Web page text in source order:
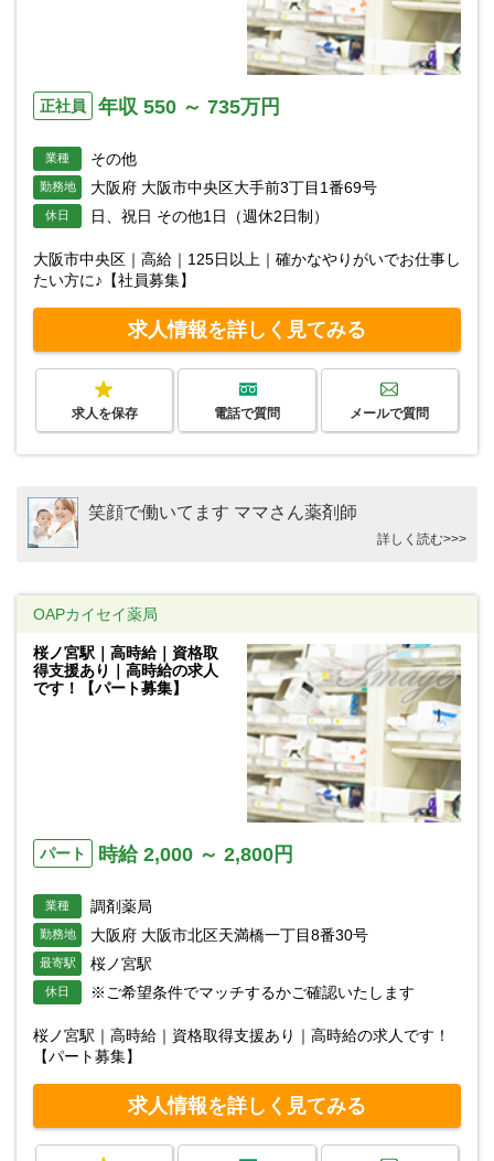
正社員 年収 550 ～ 735万円
業種 その他
勤務地 大阪府 大阪市中央区大手前3丁目1番69号
休日 日、祝日 その他1日（週休2日制）
大阪市中央区｜高給｜125日以上｜確かなやりがいでお仕事し
たい方に♪【社員募集】
求人情報を詳しく見てみる
求人を保存 電話で質問 メールで質問
笑顔で働いてます ママさん薬剤師
詳しく読む>>>
OAPカイセイ薬局
桜ノ宮駅｜高時給｜資格取
得支援あり｜高時給の求人
です！【パート募集】
パート 時給 2,000 ～ 2,800円
業種 調剤薬局
勤務地 大阪府 大阪市北区天満橋一丁目8番30号
最寄駅 桜ノ宮駅
休日 ※ご希望条件でマッチするかご確認いたします
桜ノ宮駅｜高時給｜資格取得支援あり｜高時給の求人です！
【パート募集】
求人情報を詳しく見てみる